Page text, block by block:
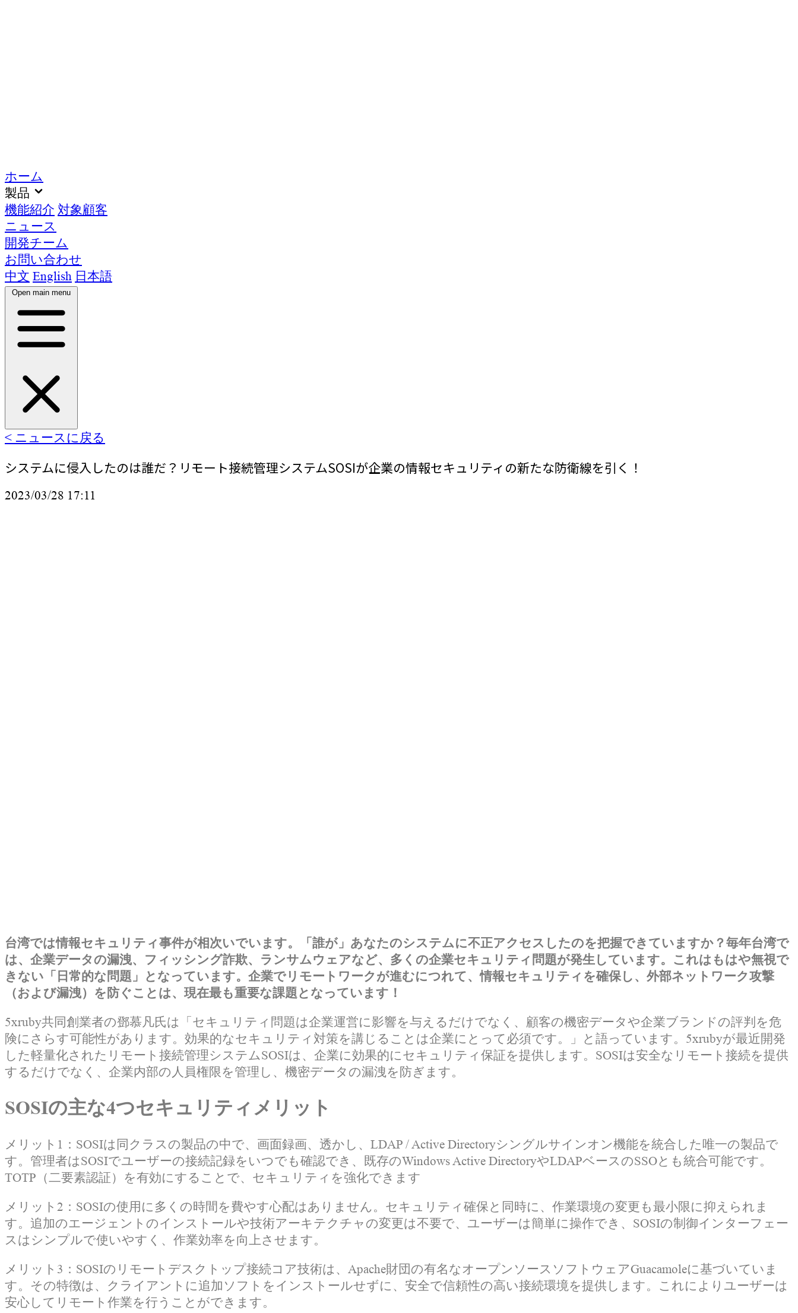
ホーム
製品
機能紹介 対象顧客
ニュース
開発チーム
お問い合わせ
中文 English 日本語
Open main menu
ホーム 製品
ニュース 開発チーム お問い合わせ
< ニュースに戻る
システムに侵入したのは誰だ？リモート接続管理システムSOSIが企業の情報セキュリティの新たな防衛線を引く！
2023/03/28 17:11
台湾では情報セキュリティ事件が相次いでいます。「誰が」あなたのシステムに不正アクセスしたのを把握できていますか？毎年台湾で
は、企業データの漏洩、フィッシング詐欺、ランサムウェアなど、多くの企業セキュリティ問題が発生しています。これはもはや無視で
きない「日常的な問題」となっています。企業でリモートワークが進むにつれて、情報セキュリティを確保し、外部ネットワーク攻撃
（および漏洩）を防ぐことは、現在最も重要な課題となっています！
5xruby共同創業者の鄧慕凡氏は「セキュリティ問題は企業運営に影響を与えるだけでなく、顧客の機密データや企業ブランドの評判を危
険にさらす可能性があります。効果的なセキュリティ対策を講じることは企業にとって必須です。」と語っています。5xrubyが最近開発
した軽量化されたリモート接続管理システムSOSIは、企業に効果的にセキュリティ保証を提供します。SOSIは安全なリモート接続を提供
するだけでなく、企業内部の人員権限を管理し、機密データの漏洩を防ぎます。
SOSIの主な4つセキュリティメリット
メリット1：SOSIは同クラスの製品の中で、画面録画、透かし、LDAP / Active Directoryシングルサインオン機能を統合した唯一の製品で
す。管理者はSOSIでユーザーの接続記録をいつでも確認でき、既存のWindows Active DirectoryやLDAPベースのSSOとも統合可能です。
TOTP（二要素認証）を有効にすることで、セキュリティを強化できます
メリット2：SOSIの使用に多くの時間を費やす心配はありません。セキュリティ確保と同時に、作業環境の変更も最小限に抑えられま
す。追加のエージェントのインストールや技術アーキテクチャの変更は不要で、ユーザーは簡単に操作でき、SOSIの制御インターフェー
スはシンプルで使いやすく、作業効率を向上させます。
メリット3：SOSIのリモートデスクトップ接続コア技術は、Apache財団の有名なオープンソースソフトウェアGuacamoleに基づいていま
す。その特徴は、クライアントに追加ソフトをインストールせずに、安全で信頼性の高い接続環境を提供します。これによりユーザーは
安心してリモート作業を行うことができます。